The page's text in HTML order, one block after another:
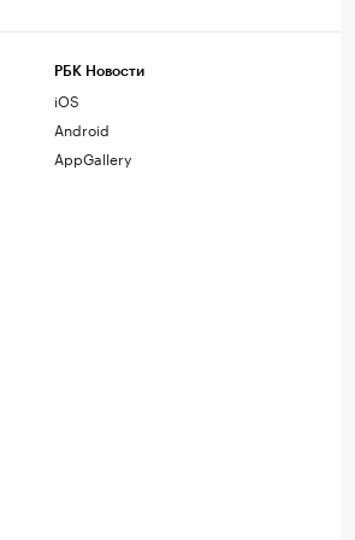
РБК Новости
iOS
Android
AppGallery